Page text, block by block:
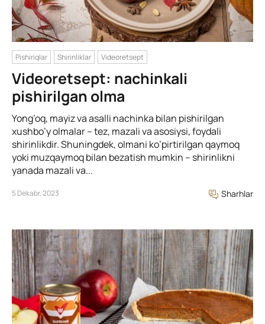
Pishiriqlar Shirinliklar Videoretsept
Videoretsept: nachinkali
pishirilgan olma
Yong’oq, mayiz va asalli nachinka bilan pishirilgan
xushbo’y olmalar – tez, mazali va asosiysi, foydali
shirinlikdir. Shuningdek, olmani ko’pirtirilgan qaymoq
yoki muzqaymoq bilan bezatish mumkin – shirinlikni
yanada mazali va...
5 Dekabr, 2023 Sharhlar